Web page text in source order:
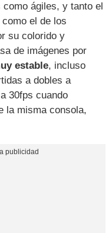
ágiles, y tanto el
el de los
su colorido y
de imágenes por
estable, incluso
a dobles a
30fps cuando
la misma consola,